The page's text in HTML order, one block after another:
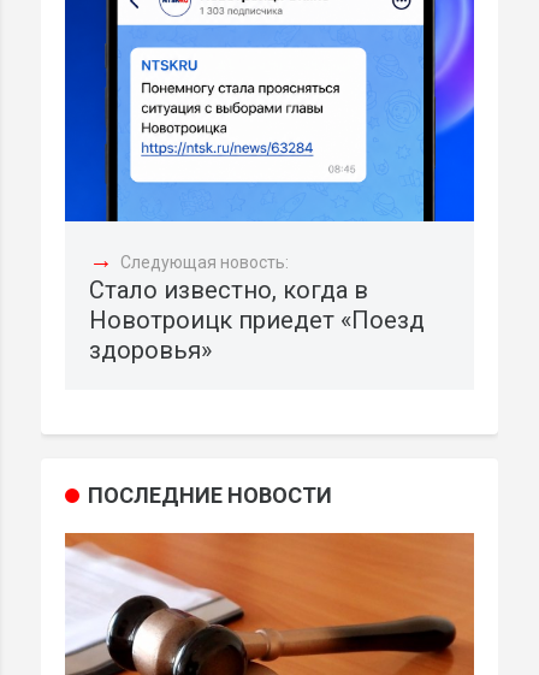
→ Следующая новость:
Стало известно, когда в
Новотроицк приедет «Поезд
здоровья»
ПОСЛЕДНИЕ НОВОСТИ